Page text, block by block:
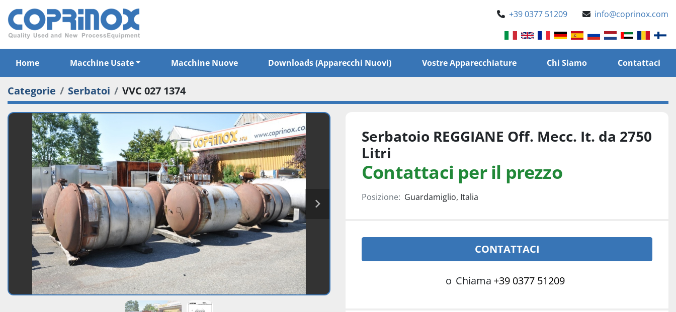
+39 0377 51209 info@coprinox.com
Home Macchine Usate Macchine Nuove Downloads (apparecchi Nuovi) Vostre Apparecchiature Chi Siamo Contattaci
Categorie Serbatoi VVC 027 1374
Serbatoio REGGIANE Off. Mecc. It. da 2750
Litri
Contattaci per il prezzo
Posizione: Guardamiglio, Italia
CONTATTACI
o Chiama +39 0377 51209